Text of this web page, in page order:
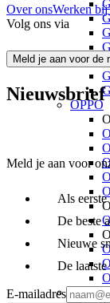
OPPO
Xiaomi
Over onsWerken
Volg ons via
Meld je aan voor de
Meld je aan voor
Als
De beste
Nieuwe
De
E-mailadres